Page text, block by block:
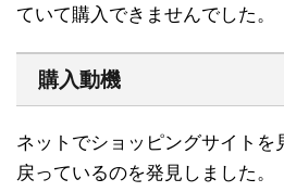
ていて購入できませんでした。
購入動機
ネットでショッピングサイトを
戻っているのを発見しました。